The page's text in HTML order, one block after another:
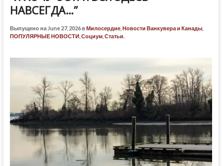
НАВСЕГДА…”
Выпущено на June 27, 2026 вМилосердие, Новости Ванкувера и Канады,
ПОПУЛЯРНЫЕ НОВОСТИ, Социум, Статьи.